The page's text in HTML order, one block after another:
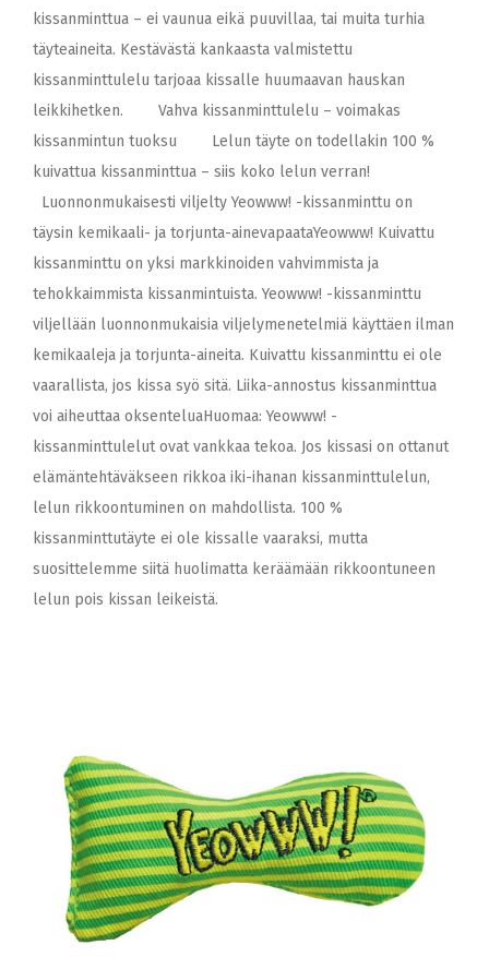
kissanminttua – ei vaunua eikä puuvillaa, tai muita turhia
täyteaineita. Kestävästä kankaasta valmistettu
kissanminttulelu tarjoaa kissalle huumaavan hauskan
leikkihetken. Vahva kissanminttulelu – voimakas
kissanmintun tuoksu Lelun täyte on todellakin 100 %
kuivattua kissanminttua – siis koko lelun verran!
Luonnonmukaisesti viljelty Yeowww! -kissanminttu on
täysin kemikaali- ja torjunta-ainevapaataYeowww! Kuivattu
kissanminttu on yksi markkinoiden vahvimmista ja
tehokkaimmista kissanmintuista. Yeowww! -kissanminttu
viljellään luonnonmukaisia viljelymenetelmiä käyttäen ilman
kemikaaleja ja torjunta-aineita. Kuivattu kissanminttu ei ole
vaarallista, jos kissa syö sitä. Liika-annostus kissanminttua
voi aiheuttaa oksenteluaHuomaa: Yeowww! -
kissanminttulelut ovat vankkaa tekoa. Jos kissasi on ottanut
elämäntehtäväkseen rikkoa iki-ihanan kissanminttulelun,
lelun rikkoontuminen on mahdollista. 100 %
kissanminttutäyte ei ole kissalle vaaraksi, mutta
suosittelemme siitä huolimatta keräämään rikkoontuneen
lelun pois kissan leikeistä.